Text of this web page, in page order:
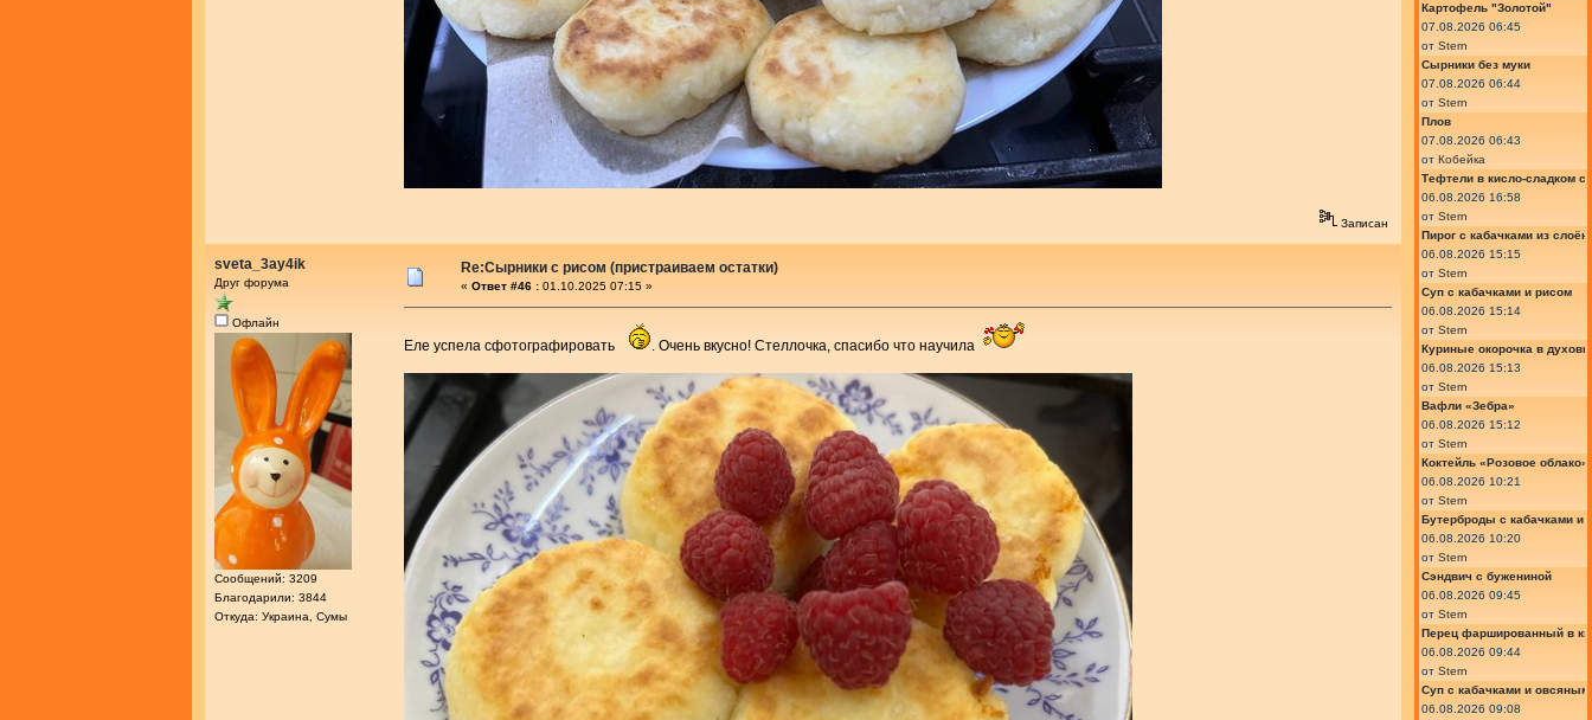
Записан
sveta_3ay4ik
Друг форума
Офлайн
Сообщений: 3209
Благодарили: 3844
Откуда: Украина, Сумы
Re:Сырники с рисом (пристраиваем остатки)
« Ответ #46 : 01.10.2025 07:15 »
Еле успела сфотографировать . Очень вкусно! Стеллочка, спасибо что научила
Картофель "Золотой"
07.08.2026 06:45
от Stern
Сырники без муки
07.08.2026 06:44
от Stern
Плов
07.08.2026 06:43
от Кобейка
Тефтели в кисло-сладком
06.08.2026 16:58
от Stern
Пирог с кабачками из
06.08.2026 15:15
от Stern
Суп с кабачками и рисом
06.08.2026 15:14
от Stern
Куриные окорочка в
06.08.2026 15:13
от Stern
Вафли «Зебра»
06.08.2026 15:12
от Stern
Коктейль «Розовое
06.08.2026 10:21
от Stern
Бутерброды с кабачками и
06.08.2026 10:20
от Stern
Сэндвич с бужениной
06.08.2026 09:45
от Stern
Перец фаршированный в
06.08.2026 09:44
от Stern
Суп с кабачками и
06.08.2026 09:08